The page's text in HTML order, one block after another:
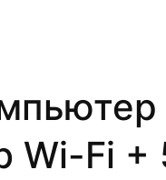
Wi-Fi +